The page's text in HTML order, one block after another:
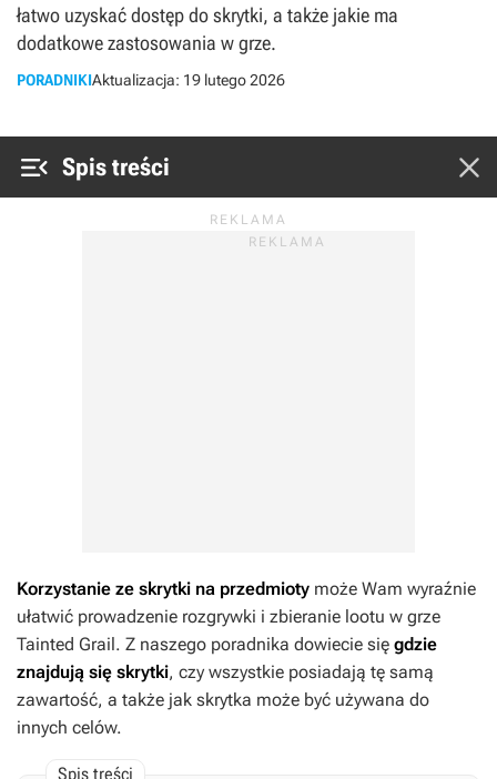
łatwo uzyskać dostęp do skrytki, a także jakie ma
dodatkowe zastosowania w grze.
PORADNIKIAktualizacja: 19 lutego 2026
 Spis treści 
Korzystanie ze skrytki na przedmioty może Wam wyraźnie
ułatwić prowadzenie rozgrywki i zbieranie lootu w grze
Tainted Grail. Z naszego poradnika dowiecie się gdzie
znajdują się skrytki, czy wszystkie posiadają tę samą
zawartość, a także jak skrytka może być używana do
innych celów.